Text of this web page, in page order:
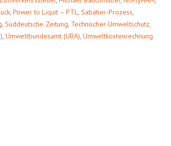
Power to Liquit – PTL Sabatier-Prozess
Süddeutsche Zeitung Technischer Umweltschutz
Umweltbundesamt (UBA) Umweltkostenrechnung